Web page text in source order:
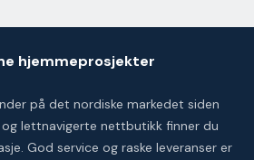
hjemmeprosjekter
på det nordiske markedet siden
lettnavigerte nettbutikk finner du
God service og raske leveranser er